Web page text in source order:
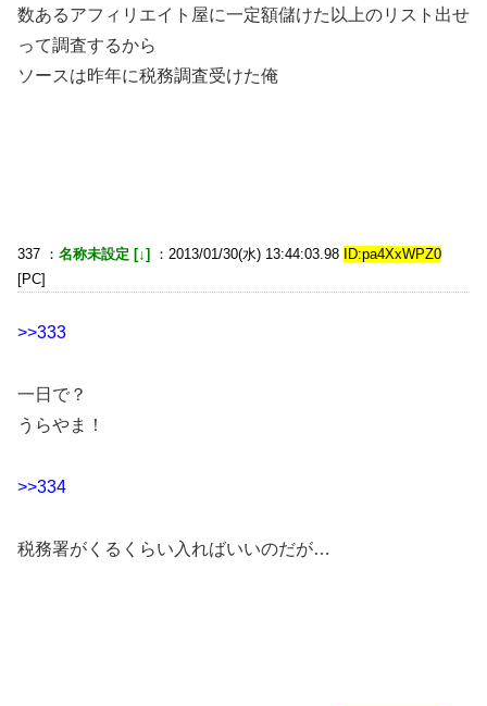
数あるアフィリエイト屋に一定額儲けた以上のリスト出せ
って調査するから
ソースは昨年に税務調査受けた俺
337 ： 名称未設定 [↓] ：2013/01/30(水) 13:44:03.98
ID:pa4XxWPZ0
[PC]
>>333
一日で？
うらやま！
>>334
税務署がくるくらい入ればいいのだが…